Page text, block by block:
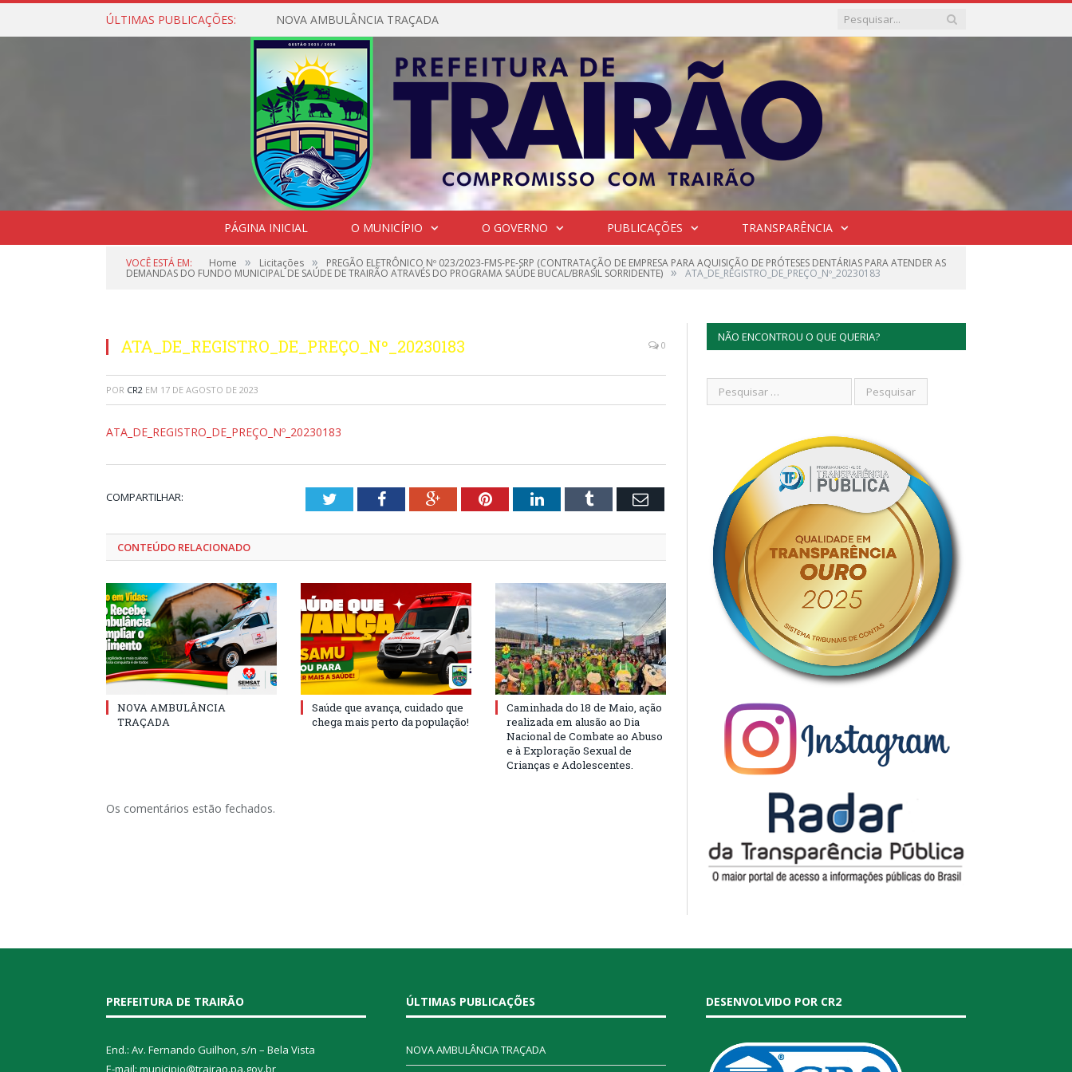
ÚLTIMAS PUBLICAÇÕES: NOVA AMBULÂNCIA TRAÇADA
PÁGINA INICIAL O MUNICÍPIO O GOVERNO PUBLICAÇÕES TRANSPARÊNCIA
VOCÊ ESTÁ EM: Home » Licitações » PREGÃO ELETRÔNICO Nº 023/2023-FMS-PE-SRP (CONTRATAÇÃO DE EMPRESA PARA AQUISIÇÃO DE PRÓTESES DENTÁRIAS PARA ATENDER AS
DEMANDAS DO FUNDO MUNICIPAL DE SAÚDE DE TRAIRÃO ATRAVÉS DO PROGRAMA SAÚDE BUCAL/BRASIL SORRIDENTE) » ATA_DE_REGISTRO_DE_PREÇO_Nº_20230183
ATA_DE_REGISTRO_DE_PREÇO_Nº_20230183 0
POR CR2 EM 17 DE AGOSTO DE 2023
ATA_DE_REGISTRO_DE_PREÇO_Nº_20230183
COMPARTILHAR: TwitterFacebookGoogle+PinterestLinkedInTumblr Email
CONTEÚDO RELACIONADO
NOVA AMBULÂNCIA
TRAÇADA
Saúde que avança, cuidado que
chega mais perto da população!
Caminhada do 18 de Maio, ação
realizada em alusão ao Dia
Nacional de Combate ao Abuso
e à Exploração Sexual de
Crianças e Adolescentes.
Os comentários estão fechados.
NÃO ENCONTROU O QUE QUERIA?
PREFEITURA DE TRAIRÃO
End.: Av. Fernando Guilhon, s/n – Bela Vista
E-mail: municipio@trairao.pa.gov.br
ÚLTIMAS PUBLICAÇÕES
NOVA AMBULÂNCIA TRAÇADA
DESENVOLVIDO POR CR2